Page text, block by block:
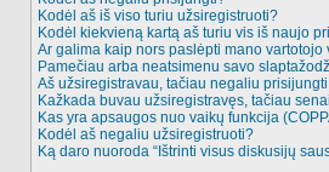
Kodėl aš iš viso turiu užsiregistruoti?
Kodėl kiekvieną kartą aš turiu vis iš naujo
Ar galima kaip nors paslėpti mano
Pamečiau arba neatsimenu savo
Aš užsiregistravau, tačiau negaliu
Kažkada buvau užsiregistravęs, tačiau
Kas yra apsaugos nuo vaikų funkcija
Kodėl aš negaliu užsiregistruoti?
Ką daro nuoroda “Ištrinti visus diskusijų